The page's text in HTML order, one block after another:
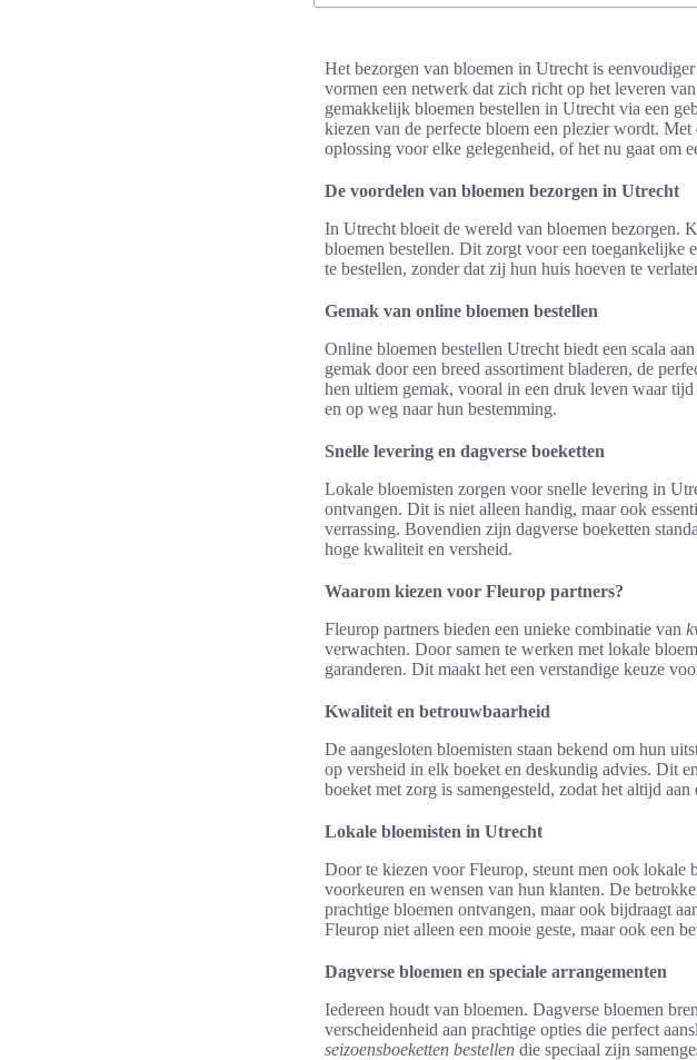
Het bezorgen van bloemen in Utrecht is
vormen een netwerk dat zich richt op het leveren
gemakkelijk bloemen bestellen in Utrecht via een
kiezen van de perfecte bloem een plezier wordt.
oplossing voor elke gelegenheid, of het nu gaat om
De voordelen van bloemen bezorgen in Utrecht
In Utrecht bloeit de wereld van bloemen bezorgen.
bloemen bestellen. Dit zorgt voor een toegankelijke
te bestellen, zonder dat zij hun huis hoeven te
Gemak van online bloemen bestellen
Online bloemen bestellen Utrecht biedt een scala
gemak door een breed assortiment bladeren, de
hen ultiem gemak, vooral in een druk leven waar
en op weg naar hun bestemming.
Snelle levering en dagverse boeketten
Lokale bloemisten zorgen voor snelle levering in
ontvangen. Dit is niet alleen handig, maar ook
verrassing. Bovendien zijn dagverse boeketten
hoge kwaliteit en versheid.
Waarom kiezen voor Fleurop partners?
Fleurop partners bieden een unieke combinatie van
verwachten. Door samen te werken met lokale
garanderen. Dit maakt het een verstandige keuze
Kwaliteit en betrouwbaarheid
De aangesloten bloemisten staan bekend om hun
op versheid in elk boeket en deskundig advies. Dit
boeket met zorg is samengesteld, zodat het altijd
Lokale bloemisten in Utrecht
Door te kiezen voor Fleurop, steunt men ook lokale
voorkeuren en wensen van hun klanten. De
prachtige bloemen ontvangen, maar ook bijdraagt
Fleurop niet alleen een mooie geste, maar ook een
Dagverse bloemen en speciale arrangementen
Iedereen houdt van bloemen. Dagverse bloemen
verscheidenheid aan prachtige opties die perfect
seizoensboeketten bestellen die speciaal zijn